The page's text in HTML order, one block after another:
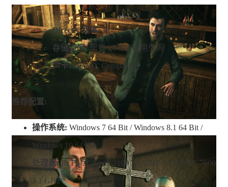
GTX
DirectX 版本:11
存储空间:需要 20 GB 可用空间
声卡:DirectX Compatible
推荐配置:
操作系统: Windows 7 64 Bit / Windows 8.1 64 Bit /
Windows 10 64 Bit
处理器:INTEL Core i5 2100 3.1 GHZ / AMD A8-7600
3.1 GHz